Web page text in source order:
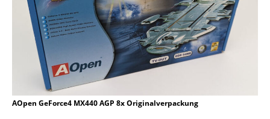
AOpen GeForce4 MX440 AGP 8x Originalverpackung